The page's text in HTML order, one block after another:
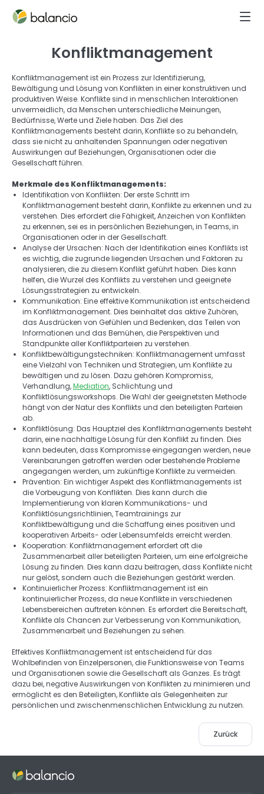
Konfliktmanagement
Konfliktmanagement ist ein Prozess zur Identifizierung,
Bewältigung und Lösung von Konflikten in einer konstruktiven und
produktiven Weise. Konflikte sind in menschlichen Interaktionen
unvermeidlich, da Menschen unterschiedliche Meinungen,
Bedürfnisse, Werte und Ziele haben. Das Ziel des
Konfliktmanagements besteht darin, Konflikte so zu behandeln,
dass sie nicht zu anhaltenden Spannungen oder negativen
Auswirkungen auf Beziehungen, Organisationen oder die
Gesellschaft führen.
Merkmale des Konfliktmanagements:
Identifikation von Konflikten: Der erste Schritt im
Konfliktmanagement besteht darin, Konflikte zu erkennen und zu
verstehen. Dies erfordert die Fähigkeit, Anzeichen von Konflikten
zu erkennen, sei es in persönlichen Beziehungen, in Teams, in
Organisationen oder in der Gesellschaft.
Analyse der Ursachen: Nach der Identifikation eines Konflikts ist
es wichtig, die zugrunde liegenden Ursachen und Faktoren zu
analysieren, die zu diesem Konflikt geführt haben. Dies kann
helfen, die Wurzel des Konflikts zu verstehen und geeignete
Lösungsstrategien zu entwickeln.
Kommunikation: Eine effektive Kommunikation ist entscheidend
im Konfliktmanagement. Dies beinhaltet das aktive Zuhören,
das Ausdrücken von Gefühlen und Bedenken, das Teilen von
Informationen und das Bemühen, die Perspektiven und
Standpunkte aller Konfliktparteien zu verstehen.
Konfliktbewältigungstechniken: Konfliktmanagement umfasst
eine Vielzahl von Techniken und Strategien, um Konflikte zu
bewältigen und zu lösen. Dazu gehören Kompromiss,
Verhandlung, Mediation, Schlichtung und
Konfliktlösungsworkshops. Die Wahl der geeignetsten Methode
hängt von der Natur des Konflikts und den beteiligten Parteien
ab.
Konfliktlösung: Das Hauptziel des Konfliktmanagements besteht
darin, eine nachhaltige Lösung für den Konflikt zu finden. Dies
kann bedeuten, dass Kompromisse eingegangen werden, neue
Vereinbarungen getroffen werden oder bestehende Probleme
angegangen werden, um zukünftige Konflikte zu vermeiden.
Prävention: Ein wichtiger Aspekt des Konfliktmanagements ist
die Vorbeugung von Konflikten. Dies kann durch die
Implementierung von klaren Kommunikations- und
Konfliktlösungsrichtlinien, Teamtrainings zur
Konfliktbewältigung und die Schaffung eines positiven und
kooperativen Arbeits- oder Lebensumfelds erreicht werden.
Kooperation: Konfliktmanagement erfordert oft die
Zusammenarbeit aller beteiligten Parteien, um eine erfolgreiche
Lösung zu finden. Dies kann dazu beitragen, dass Konflikte nicht
nur gelöst, sondern auch die Beziehungen gestärkt werden.
Kontinuierlicher Prozess: Konfliktmanagement ist ein
kontinuierlicher Prozess, da neue Konflikte in verschiedenen
Lebensbereichen auftreten können. Es erfordert die Bereitschaft,
Konflikte als Chancen zur Verbesserung von Kommunikation,
Zusammenarbeit und Beziehungen zu sehen.
Effektives Konfliktmanagement ist entscheidend für das
Wohlbefinden von Einzelpersonen, die Funktionsweise von Teams
und Organisationen sowie die Gesellschaft als Ganzes. Es trägt
dazu bei, negative Auswirkungen von Konflikten zu minimieren und
ermöglicht es den Beteiligten, Konflikte als Gelegenheiten zur
persönlichen und zwischenmenschlichen Entwicklung zu nutzen.
Zurück